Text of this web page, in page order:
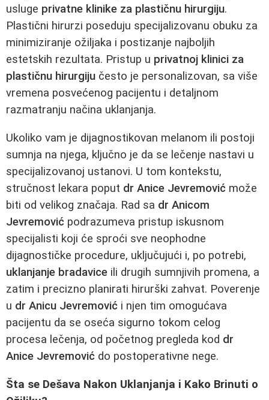
usluge privatne klinike za plastičnu hirurgiju.
Plastični hirurzi poseduju specijalizovanu obuku za
minimiziranje ožiljaka i postizanje najboljih
estetskih rezultata. Pristup u privatnoj klinici za
plastičnu hirurgiju često je personalizovan, sa više
vremena posvećenog pacijentu i detaljnom
razmatranju načina uklanjanja.
Ukoliko vam je dijagnostikovan melanom ili postoji
sumnja na njega, ključno je da se lečenje nastavi u
specijalizovanoj ustanovi. U tom kontekstu,
stručnost lekara poput dr Anice Jevremović može
biti od velikog značaja. Rad sa dr Anicom
Jevremović podrazumeva pristup iskusnom
specijalisti koji će sproći sve neophodne
dijagnostičke procedure, uključujući i, po potrebi,
uklanjanje bradavice ili drugih sumnjivih promena, a
zatim i precizno planirati hirurški zahvat. Poverenje
u dr Anicu Jevremović i njen tim omogućava
pacijentu da se oseća sigurno tokom celog
procesa lečenja, od početnog pregleda kod dr
Anice Jevremović do postoperativne nege.
Šta se Dešava Nakon Uklanjanja i Kako Brinuti o